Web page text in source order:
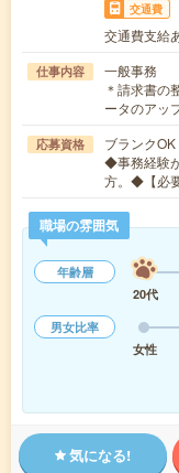
交通費
交通費支給
仕事内容
一般事務
＊請求書の
ータのアッ
応募資格
ブランク
◆事務経験
方。◆【必
職場の雰囲気
年齢層
20代
男女比率
女性
気になる!